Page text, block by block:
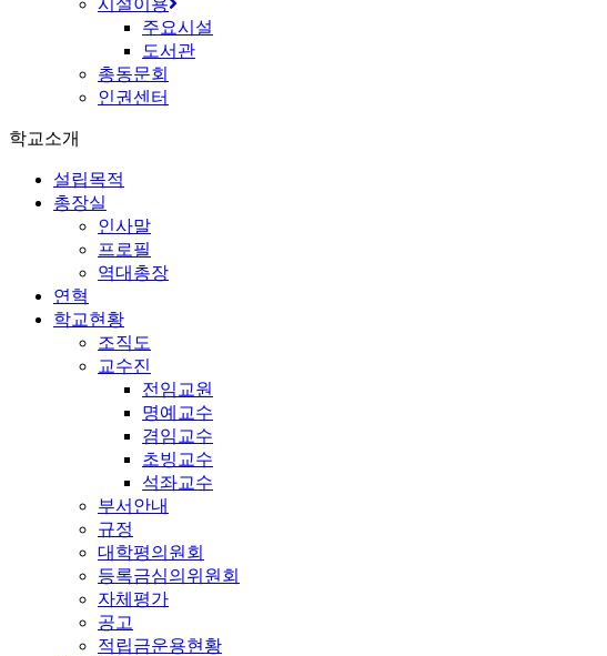
시설이용
주요시설
도서관
총동문회
인권센터
학교소개
설립목적
총장실
인사말
프로필
역대총장
연혁
학교현황
조직도
교수진
전임교원
명예교수
겸임교수
초빙교수
석좌교수
부서안내
규정
대학평의원회
등록금심의위원회
자체평가
공고
적립금운용현황